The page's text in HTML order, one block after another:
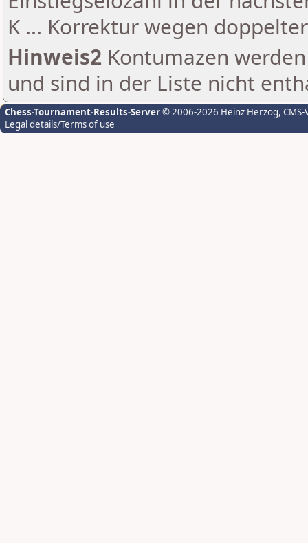
K ... Korrektur wegen
Hinweis2 Kontumazen
und sind in der Liste nicht
Chess-Tournament-Results-Server© 2006-2026 Heinz Herzog,
Legal details/Terms of use